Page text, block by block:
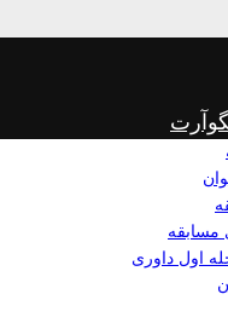
مسابقه
اول داوری